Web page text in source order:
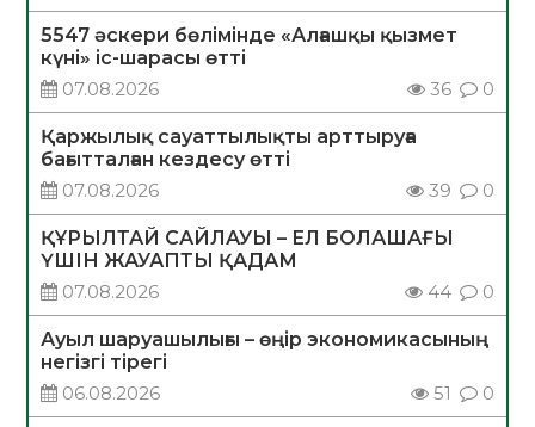
5547 әскери бөлімінде «Алғашқы қызмет
күні» іс-шарасы өтті
07.08.2026
36 0
Қаржылық сауаттылықты арттыруға
бағытталған кездесу өтті
07.08.2026
39 0
ҚҰРЫЛТАЙ САЙЛАУЫ – ЕЛ БОЛАШАҒЫ
ҮШІН ЖАУАПТЫ ҚАДАМ
07.08.2026
44 0
Ауыл шаруашылығы – өңір экономикасының
негізгі тірегі
06.08.2026
51 0